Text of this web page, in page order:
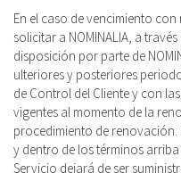
En el caso de vencimiento
solicitar a NOMINALIA, a
disposición por parte de
ulteriores y posteriores
de Control del Cliente y con
vigentes al momento de la
procedimiento de renovación.
y dentro de los términos
Servicio dejará de ser